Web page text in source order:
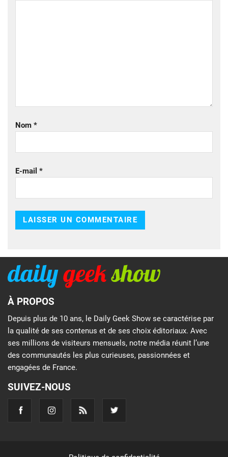
Nom *
E-mail *
À PROPOS
Depuis plus de 10 ans, le Daily Geek Show se caractérise par
la qualité de ses contenus et de ses choix éditoriaux. Avec
ses millions de visiteurs mensuels, notre média réunit l’une
des communautés les plus curieuses, passionnées et
engagées de France.
SUIVEZ-NOUS